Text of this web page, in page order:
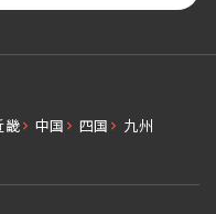
畿 中国 四国
九州